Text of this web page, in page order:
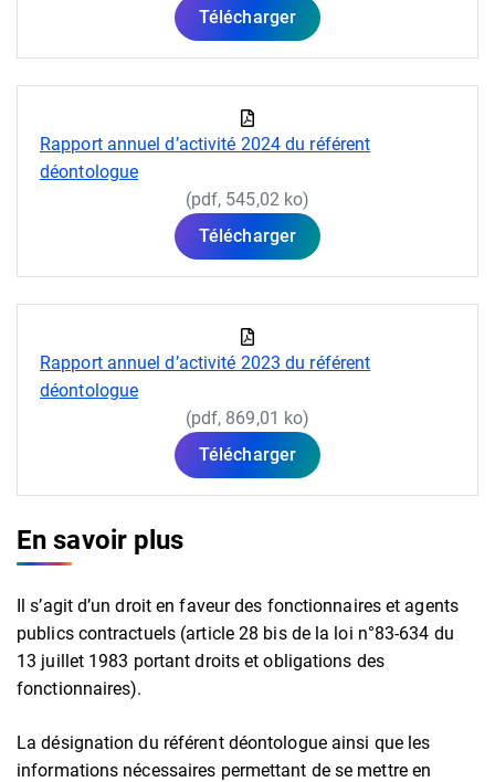
Télécharger
Rapport annuel d’activité 2024 du référent
déontologue
(pdf, 545,02 ko)
Télécharger
Rapport annuel d’activité 2023 du référent
déontologue
(pdf, 869,01 ko)
Télécharger
En savoir plus
Il s’agit d’un droit en faveur des fonctionnaires et agents
publics contractuels (article 28 bis de la loi n°83-634 du
13 juillet 1983 portant droits et obligations des
fonctionnaires).
La désignation du référent déontologue ainsi que les
informations nécessaires permettant de se mettre en